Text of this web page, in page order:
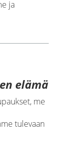
ja
elämä
me
tulevaan